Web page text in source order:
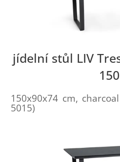
jídelní stůl LIV
150
150x90x74 cm,
5015)